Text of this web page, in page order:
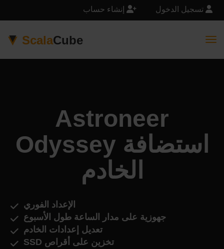
تسجيل الدخول إنشاء حساب
ScalaCube
Astroneer
Odyssey استضافة
الخادم
الإعداد الفوري
جهوزية على مدار الساعة طول الأسبوع
تعديل إعدادات الخادم
تخزين على أقراص SSD